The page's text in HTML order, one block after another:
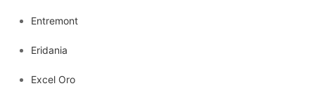
Entremont
Eridania
Excel Oro